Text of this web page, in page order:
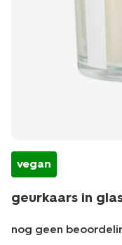
vegan
geurkaars in
nog geen